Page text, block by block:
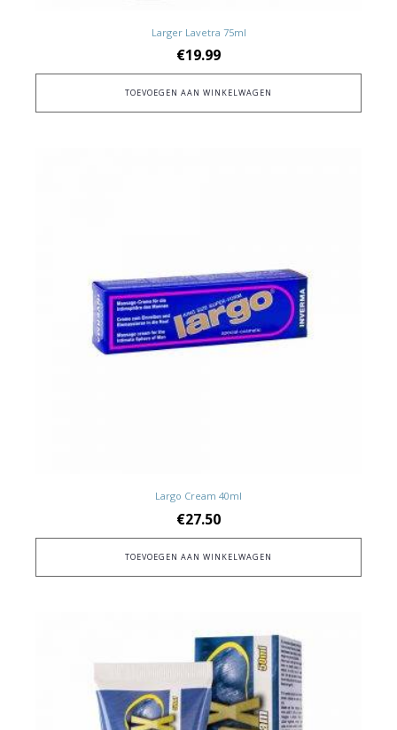
Larger Lavetra 75ml
€19.99
TOEVOEGEN AAN WINKELWAGEN
Largo Cream 40ml
€27.50
TOEVOEGEN AAN WINKELWAGEN